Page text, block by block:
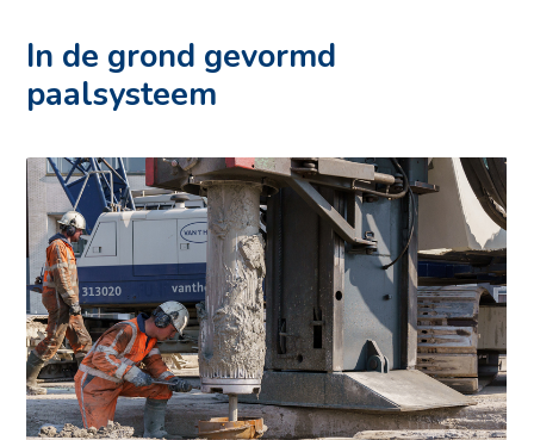
In de grond gevormd
paalsysteem